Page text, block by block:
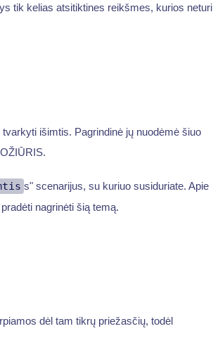
tik kelias atsitiktines reikšmes, kurios neturi
išimtis. Pagrindinė jų nuodėmė šiuo
s" scenarijus, su kuriuo susiduriate. Apie
nagrinėti šią temą.
dėl tam tikrų priežasčių, todėl